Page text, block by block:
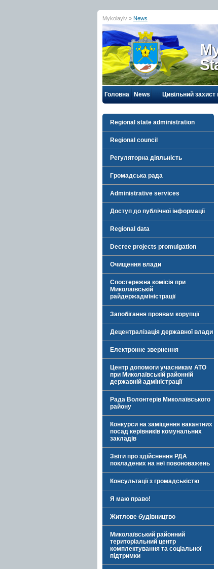
Mykolayiv » News
Головна News Цивільний
Regional state administration
Regional council
Регуляторна діяльність
Громадська рада
Administrative services
Доступ до публічної інформації
Regional data
Decree projects promulgation
Очищення влади
Спостережна комісія при
Миколаївській
райдержадміністрації
Запобігання проявам корупції
Децентралізація державної влади
Електронне звернення
Центр допомоги учасникам АТО
при Миколаївській районній
державній адміністрації
Рада Волонтерів Миколаївського
району
Конкурси на заміщення вакантних
посад керівників комунальних
закладів
Звіти про здійснення РДА
покладених на неї повоноважень
Консультації з громадськістю
Я маю право!
Житлове будівництво
Миколаївський районний
територіальний центр
комплектування та соціальної
підтримки